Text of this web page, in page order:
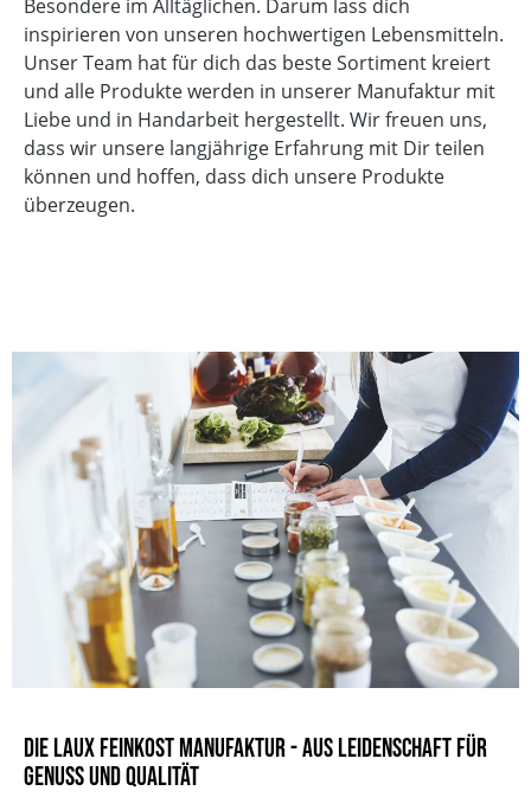
Besondere im Alltäglichen. Darum lass dich
inspirieren von unseren hochwertigen Lebensmitteln.
Unser Team hat für dich das beste Sortiment kreiert
und alle Produkte werden in unserer Manufaktur mit
Liebe und in Handarbeit hergestellt. Wir freuen uns,
dass wir unsere langjährige Erfahrung mit Dir teilen
können und hoffen, dass dich unsere Produkte
überzeugen.
Die LAUX Feinkost Manufaktur - Aus Leidenschaft für
Genuss und Qualität